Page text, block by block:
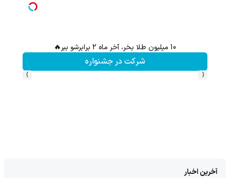
10 میلیون طلا بخر، آخر ماه 2 برابرشو ببر🔥
شرکت در جشنواره
‹
›
آخرین اخبار